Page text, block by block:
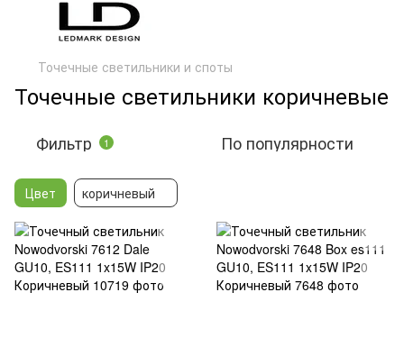
Точечные светильники и споты
Точечные светильники коричневые
Фильтр 1 По популярности
Цвет коричневый